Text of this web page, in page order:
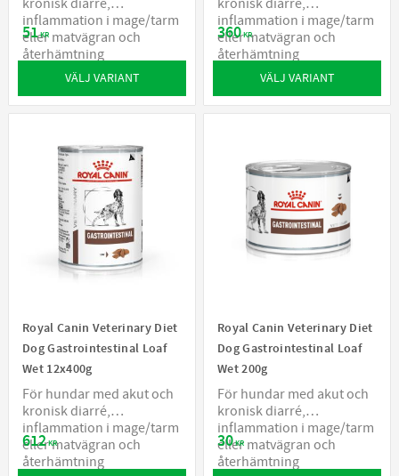
kronisk diarré,
inflammation i mage/tarm
eller matvägran och
återhämtning
51KR
VÄLJ VARIANT
kronisk diarré,
inflammation i mage/tarm
eller matvägran och
återhämtning
360KR
VÄLJ VARIANT
Royal Canin Veterinary Diet
Dog Gastrointestinal Loaf
Wet 12x400g
För hundar med akut och
kronisk diarré,
inflammation i mage/tarm
eller matvägran och
återhämtning
612KR
Royal Canin Veterinary Diet
Dog Gastrointestinal Loaf
Wet 200g
För hundar med akut och
kronisk diarré,
inflammation i mage/tarm
eller matvägran och
återhämtning
30KR